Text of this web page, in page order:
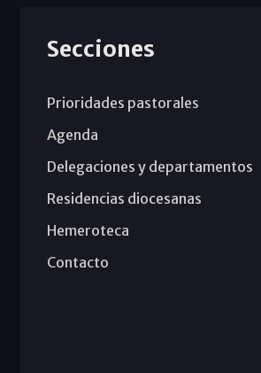
Secciones
Prioridades pastorales
Agenda
Delegaciones y departamentos
Residencias diocesanas
Hemeroteca
Contacto